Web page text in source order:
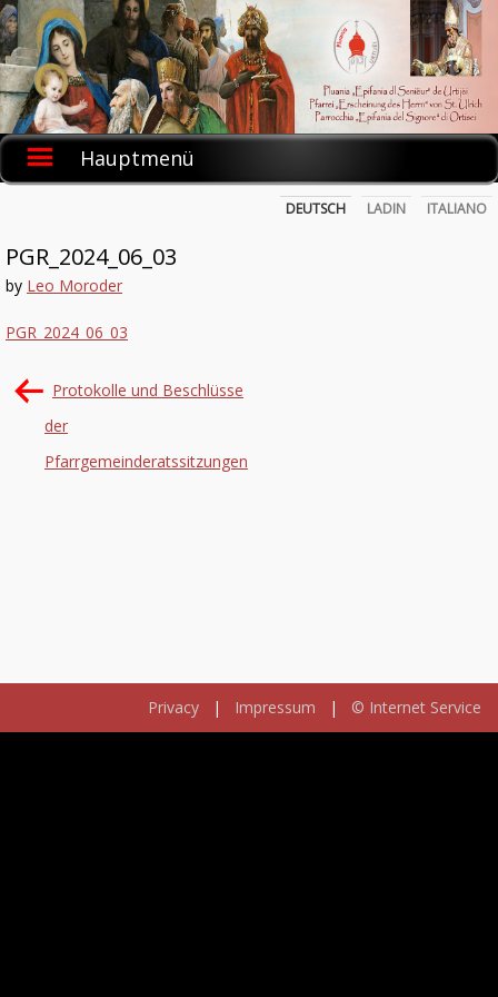
Skip
to
content
Hauptmenü
DEUTSCH LADIN ITALIANO
PGR_2024_06_03
by Leo Moroder
PGR_2024_06_03
Beitrags-
Navigation
Protokolle und Beschlüsse
der
Pfarrgemeinderatssitzungen
Privacy | Impressum | © Internet Service